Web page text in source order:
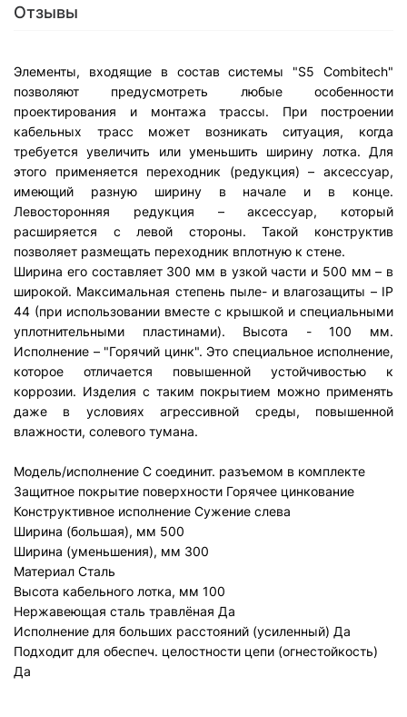
Отзывы
Элементы, входящие в состав системы "S5 Combitech"
позволяют предусмотреть любые особенности
проектирования и монтажа трассы. При построении
кабельных трасс может возникать ситуация, когда
требуется увеличить или уменьшить ширину лотка. Для
этого применяется переходник (редукция) – аксессуар,
имеющий разную ширину в начале и в конце.
Левосторонняя редукция – аксессуар, который
расширяется с левой стороны. Такой конструктив
позволяет размещать переходник вплотную к стене.
Ширина его составляет 300 мм в узкой части и 500 мм – в
широкой. Максимальная степень пыле- и влагозащиты – IP
44 (при использовании вместе с крышкой и специальными
уплотнительными пластинами). Высота - 100 мм.
Исполнение – "Горячий цинк". Это специальное исполнение,
которое отличается повышенной устойчивостью к
коррозии. Изделия с таким покрытием можно применять
даже в условиях агрессивной среды, повышенной
влажности, солевого тумана.
Модель/исполнение С соединит. разъемом в комплекте
Защитное покрытие поверхности Горячее цинкование
Конструктивное исполнение Сужение слева
Ширина (большая), мм 500
Ширина (уменьшения), мм 300
Материал Сталь
Высота кабельного лотка, мм 100
Нержавеющая сталь травлёная Да
Исполнение для больших расстояний (усиленный) Да
Подходит для обеспеч. целостности цепи (огнестойкость)
Да